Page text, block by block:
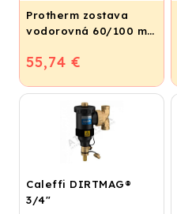
Protherm zostava
vodorovná 60/100 mm
55,74 €
Caleffi DIRTMAG®
3/4"